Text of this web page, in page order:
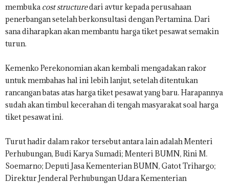
membukacost structuredari avtur kepada perusahaan
penerbangan setelah berkonsultasi dengan Pertamina. Dari
sana diharapkan akan membantu harga tiket pesawat semakin
turun.
Kemenko Perekonomian akan kembali mengadakan rakor
untuk membahas hal ini lebih lanjut, setelah ditentukan
rancangan batas atas harga tiket pesawat yang baru. Harapannya
sudah akan timbul kecerahan di tengah masyarakat soal harga
tiket pesawat ini.
Turut hadir dalam rakor tersebut antara lain adalah Menteri
Perhubungan, Budi Karya Sumadi; Menteri BUMN, Rini M.
Soemarno; Deputi Jasa Kementerian BUMN, Gatot Trihargo;
Direktur Jenderal Perhubungan Udara Kementerian